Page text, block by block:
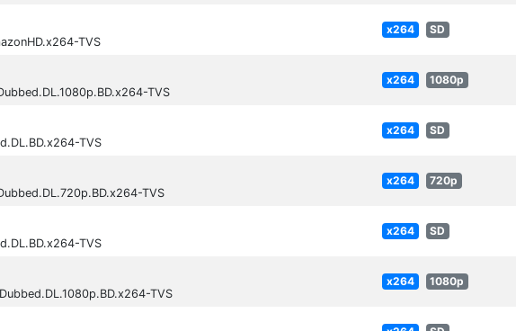
TVS
x264 SD
TVS
x264 1080p
TVS
x264 SD
TVS
x264 720p
TVS
x264 SD
TVS
x264 1080p